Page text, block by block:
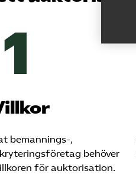
bemannings-,
behöver
för auktorisation.